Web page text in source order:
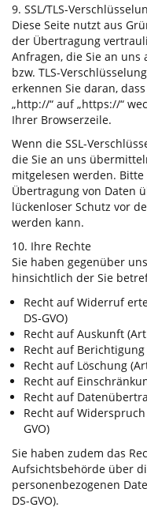
9. SSL/TLS-
Diese Seite nutzt aus
der Übertragung
Anfragen, die Sie an uns
bzw. TLS-
erkennen Sie daran,
„http://“ auf „https://“
Ihrer Browserzeile.
Wenn die SSL-
die Sie an uns
mitgelesen werden.
Übertragung von Daten
lückenloser Schutz vor
werden kann.
10. Ihre Rechte
Sie haben gegenüber
hinsichtlich der Sie
Recht auf Widerruf
DS-GVO)
Recht auf Auskunft
Recht auf Berichtigung
Recht auf Löschung
Recht auf
Recht auf
Recht auf
GVO)
Sie haben zudem das
Aufsichtsbehörde über
personenbezogenen
DS-GVO).